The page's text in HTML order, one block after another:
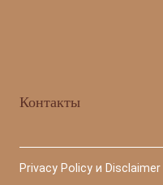
Контакты
Privacy Policy и Disclaimer